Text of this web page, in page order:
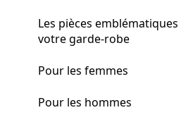
Les pièces
votre garde-robe
Pour les femmes
Pour les hommes